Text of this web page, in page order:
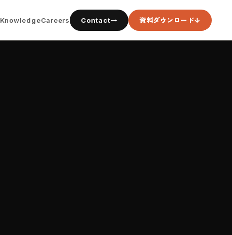
KnowledgeCareers Contact 資料ダウンロード